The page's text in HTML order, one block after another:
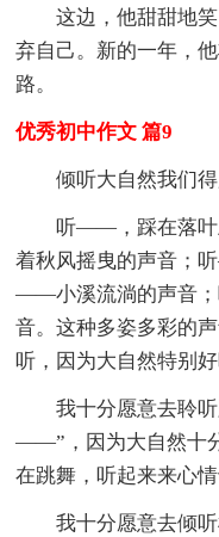
这边，他甜甜地
弃自己。新的一年，
路。
优秀初中作文 篇9
倾听大自然我们得
听——，踩在落叶
着秋风摇曳的声音；
——小溪流淌的声音；
音。这种多姿多彩的
听，因为大自然特别好
我十分愿意去聆
——”，因为大自然十
在跳舞，听起来来心情
我十分愿意去倾